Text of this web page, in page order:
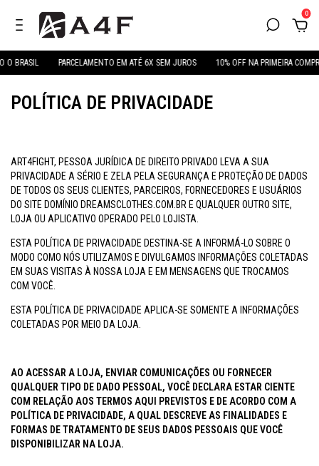
0
PARCELAMENTO EM ATÉ 6X SEM JUROS 10% OFF NA PRIMEIRA COMPRA
POLÍTICA DE PRIVACIDADE
ART4FIGHT, PESSOA JURÍDICA DE DIREITO PRIVADO LEVA A SUA
PRIVACIDADE A SÉRIO E ZELA PELA SEGURANÇA E PROTEÇÃO DE DADOS
DE TODOS OS SEUS CLIENTES, PARCEIROS, FORNECEDORES E USUÁRIOS
DO SITE DOMÍNIO DREAMSCLOTHES.COM.BR E QUALQUER OUTRO SITE,
LOJA OU APLICATIVO OPERADO PELO LOJISTA.
ESTA POLÍTICA DE PRIVACIDADE DESTINA-SE A INFORMÁ-LO SOBRE O
MODO COMO NÓS UTILIZAMOS E DIVULGAMOS INFORMAÇÕES COLETADAS
EM SUAS VISITAS À NOSSA LOJA E EM MENSAGENS QUE TROCAMOS
COM VOCÊ.
ESTA POLÍTICA DE PRIVACIDADE APLICA-SE SOMENTE A INFORMAÇÕES
COLETADAS POR MEIO DA LOJA.
AO ACESSAR A LOJA, ENVIAR COMUNICAÇÕES OU FORNECER
QUALQUER TIPO DE DADO PESSOAL, VOCÊ DECLARA ESTAR CIENTE
COM RELAÇÃO AOS TERMOS AQUI PREVISTOS E DE ACORDO COM A
POLÍTICA DE PRIVACIDADE, A QUAL DESCREVE AS FINALIDADES E
FORMAS DE TRATAMENTO DE SEUS DADOS PESSOAIS QUE VOCÊ
DISPONIBILIZAR NA LOJA.